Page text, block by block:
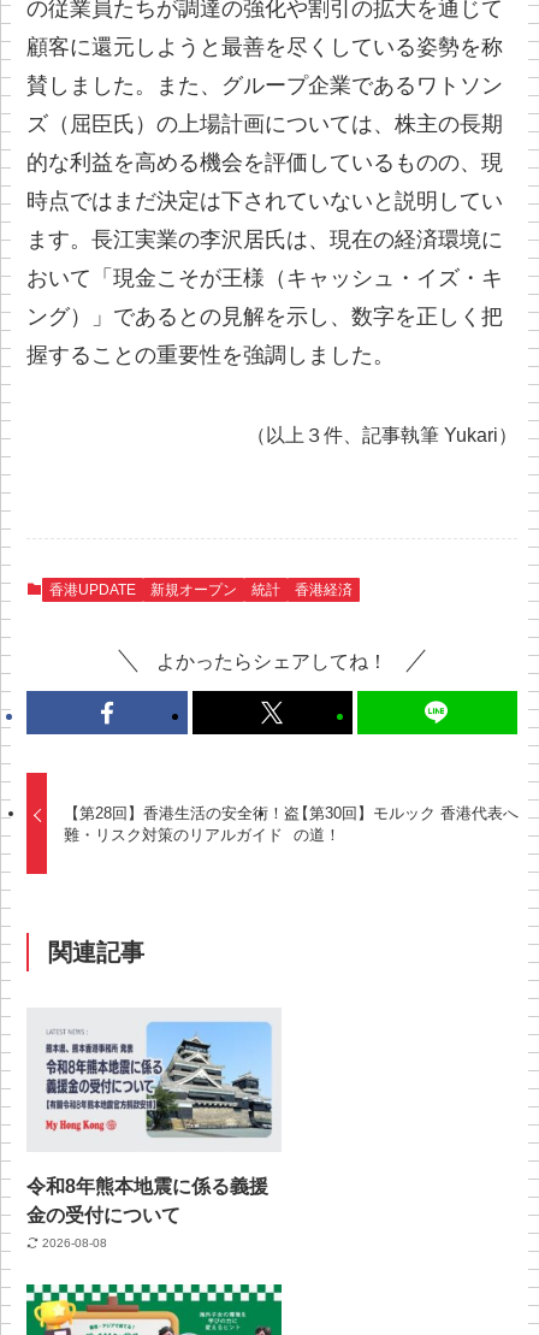
の従業員たちが調達の強化や割引の拡大を通じて
顧客に還元しようと最善を尽くしている姿勢を称
賛しました。また、グループ企業であるワトソン
ズ（屈臣氏）の上場計画については、株主の長期
的な利益を高める機会を評価しているものの、現
時点ではまだ決定は下されていないと説明してい
ます。長江実業の李沢居氏は、現在の経済環境に
おいて「現金こそが王様（キャッシュ・イズ・キ
ング）」であるとの見解を示し、数字を正しく把
握することの重要性を強調しました。
（以上３件、記事執筆 Yukari）
香港UPDATE 新規オープン 統計 香港経済
よかったらシェアしてね！
【第28回】香港生活の安全術！盗
難・リスク対策のリアルガイド
【第30回】モルック 香港代表へ
の道！
関連記事
令和8年熊本地震に係る義援
金の受付について
2026-08-08